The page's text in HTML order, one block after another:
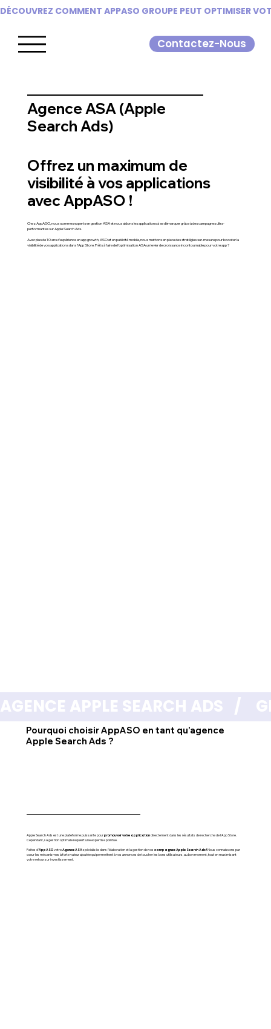
Contactez-Nous
DÉCOUVREZ COMMENT APPASO GROUPE PEUT OPTIMISER
Agence ASA (Apple
Search Ads)
Offrez un maximum de
visibilité à vos applications
avec AppASO !
Chez AppASO, nous sommes experts en gestion ASA et nous aidons les applications à se démarquer grâce à des campagnes ultra-
performantes sur Apple Search Ads.
Avec plus de 10 ans d’expérience en app growth, ASO et en publicité mobile, nous mettons en place des stratégies sur-mesure pour booster la
visibilité de vos applications dans l’App Store. Prêts à faire de l’optimisation ASA un levier de croissance incontournable pour votre app ?
Pourquoi choisir AppASO en tant qu’agence
Apple Search Ads ?
Apple Search Ads est une plateforme puissante pourpromouvoir votre applicationdirectement dans les résultats de recherche de l’App Store.
Cependant, sa gestion optimale requiert une expertise pointue.
Faites d’AppASOvotreAgence ASAspécialisée dans l'élaboration et la gestion de vos campagnes Apple Search Ads !Nous connaissons par
cœur les mécanismes à forte valeur ajoutée qui permettent à vos annonces de toucher les bons utilisateurs, au bon moment, tout en maximisant
votre retour sur investissement.